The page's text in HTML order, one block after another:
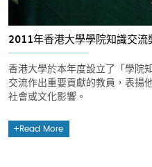
2011年香港大學學院知識交流
香港大學於本年度設立了「學院
交流作出重要貢獻的教員，表揚
社會或文化影響。
Read More